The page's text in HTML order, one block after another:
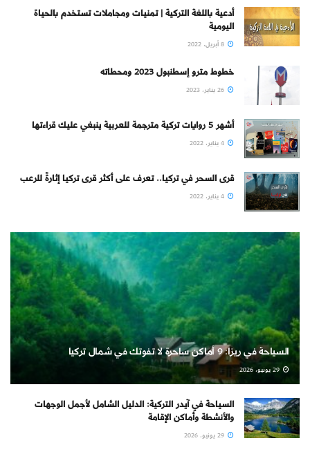
أدعية باللغة التركية | تمنيات ومجاملات تستخدم بالحياة
اليومية
خطوط مترو إسطنبول 2023 ومحطاته
أشهر 5 روايات تركية مترجمة للعربية ينبغي عليك قراءتها
قرى السحر في تركيا.. تعرف على أكثر قرى تركيا إثارةً للرعب
السياحة في ريزا: 9 أماكن ساحرة لا تفوتك في شمال تركيا
السياحة في آيدر التركية: الدليل الشامل لأجمل الوجهات
والأنشطة وأماكن الإقامة